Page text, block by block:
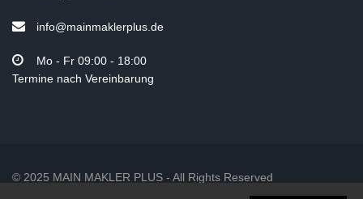
info@mainmaklerplus.de
Mo - Fr 09:00 - 18:00
Termine nach Vereinbarung
© 2025 MAIN MAKLER PLUS - All Rights Reserved